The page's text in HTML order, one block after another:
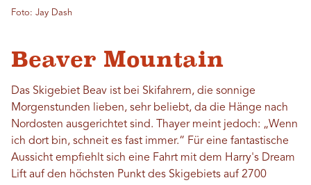
Foto: Jay Dash
Beaver Mountain
Das Skigebiet Beav ist bei Skifahrern, die sonnige
Morgenstunden lieben, sehr beliebt, da die Hänge nach
Nordosten ausgerichtet sind. Thayer meint jedoch: „Wenn
ich dort bin, schneit es fast immer.“ Für eine fantastische
Aussicht empfiehlt sich eine Fahrt mit dem Harry's Dream
Lift auf den höchsten Punkt des Skigebiets auf 2700